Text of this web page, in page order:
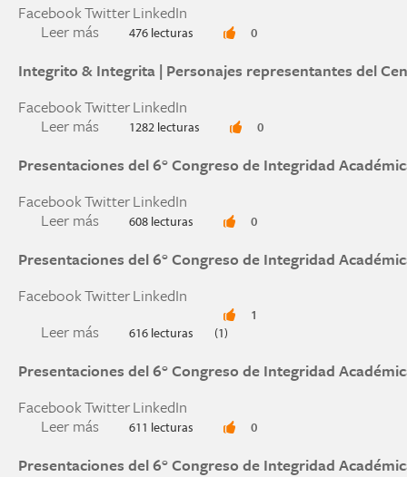
FacebookTwitterLinkedIn
Leer más sobre Tejiendo redes de integridad en América
476 lecturas 0
Integrito & Integrita | Personajes representantes del
FacebookTwitterLinkedIn
Leer más sobre Integrito & Integrita | Personajes
1282 lecturas 0
Presentaciones del 6° Congreso de Integridad
FacebookTwitterLinkedIn
Leer más sobre Presentaciones del 6° Congreso de
608 lecturas 0
Presentaciones del 6° Congreso de Integridad
FacebookTwitterLinkedIn
Leer más sobre Presentaciones del 6° Congreso de
616 lecturas
1
(1)
Presentaciones del 6° Congreso de Integridad
FacebookTwitterLinkedIn
Leer más sobre Presentaciones del 6° Congreso de
611 lecturas 0
Presentaciones del 6° Congreso de Integridad